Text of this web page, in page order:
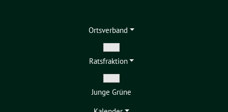
Ortsverband
Zeige
Untermenü
Ratsfraktion
Zeige
Untermenü
Junge Grüne